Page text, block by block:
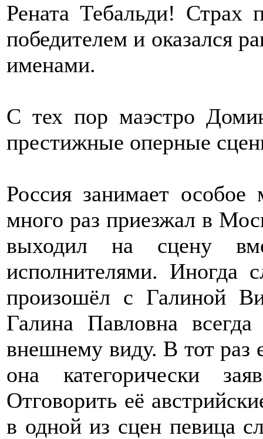
Рената Тебальди!
победителем и оказался
именами.
С тех пор маэстро
престижные оперные
Россия занимает
много раз приезжал в
выходил на сцену
исполнителями. Иногда
произошёл с Галиной
Галина Павловна
внешнему виду. В тот раз
она категорически
Отговорить её
в одной из сцен певица